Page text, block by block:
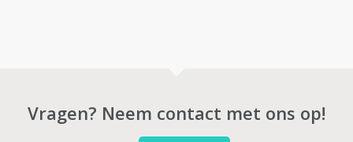
Vragen? Neem contact met ons op!